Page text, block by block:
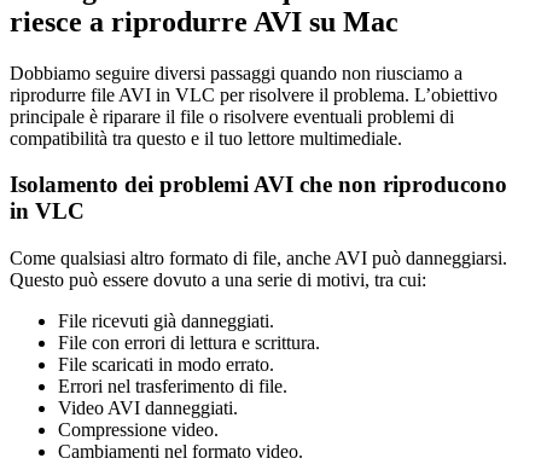
riesce a riprodurre AVI su Mac
Dobbiamo seguire diversi passaggi quando non riusciamo a
riprodurre file AVI in VLC per risolvere il problema. L’obiettivo
principale è riparare il file o risolvere eventuali problemi di
compatibilità tra questo e il tuo lettore multimediale.
Isolamento dei problemi AVI che non riproducono
in VLC
Come qualsiasi altro formato di file, anche AVI può danneggiarsi.
Questo può essere dovuto a una serie di motivi, tra cui:
File ricevuti già danneggiati.
File con errori di lettura e scrittura.
File scaricati in modo errato.
Errori nel trasferimento di file.
Video AVI danneggiati.
Compressione video.
Cambiamenti nel formato video.